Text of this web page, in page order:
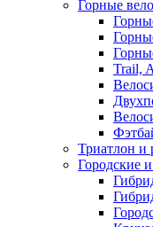
Горные
Trail,
Триатлон и
Городские